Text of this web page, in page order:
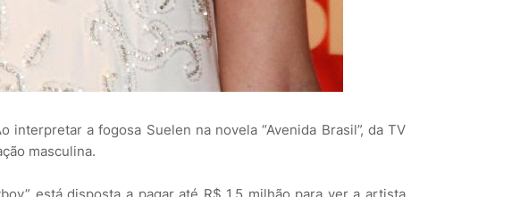
interpretar a fogosa Suelen na novela “Avenida Brasil”, da TV
masculina.